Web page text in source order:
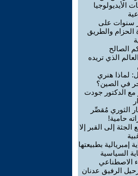
الأيديولوجيا
سنوات على
الحزام والطريق
الصالح
الذي تريده
لماذا هنري
في الصين؟
مع الدكتور جودت
الثوري مُقصِّر
حامية!
الجثة إلى القبر إلا
إمبريالية بطبيعتها
السياسية
الاصطناعي
الرفيق عدنان